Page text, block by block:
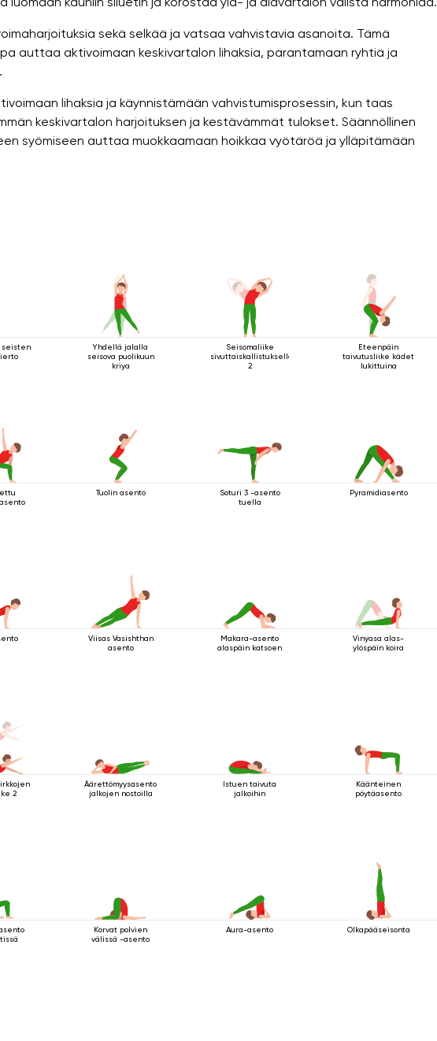
sekä selkää ja vatsaa vahvistavia asanoita. Tämä
auttaa aktivoimaan keskivartalon lihaksia, parantamaan ryhtiä ja
lihaksia ja käynnistämään vahvistumisprosessin, kun taas
keskivartalon harjoituksen ja kestävämmät tulokset. Säännöllinen
syömiseen auttaa muokkaamaan hoikkaa vyötäröä ja ylläpitämään
seisten
Yhdellä jalalla
seisova puolikuun
kriya
Seisomaliike
sivuttaiskallistuksella
2
Eteenpäin
taivutusliike kädet
lukittuina
Tuolin asento
Soturi 3 -asento
tuella
Pyramidiasento
Viisas Vasishthan
asento
Makara-asento
alaspäin katsoen
Vinyasa alas-
ylöspäin koira
2
Äärettömyysasento
jalkojen nostoilla
Istuen taivuta
jalkoihin
Käänteinen
pöytäasento
Korvat polvien
välissä -asento
Aura-asento Olkapääseisonta